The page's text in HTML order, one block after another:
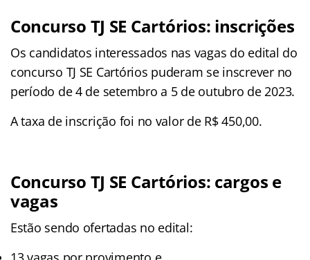
Concurso TJ SE Cartórios: inscrições
Os candidatos interessados nas vagas do edital do
concurso TJ SE Cartórios puderam se inscrever no
período de 4 de setembro a 5 de outubro de 2023.
A taxa de inscrição foi no valor de R$ 450,00.
Concurso TJ SE Cartórios: cargos e
vagas
Estão sendo ofertadas no edital: